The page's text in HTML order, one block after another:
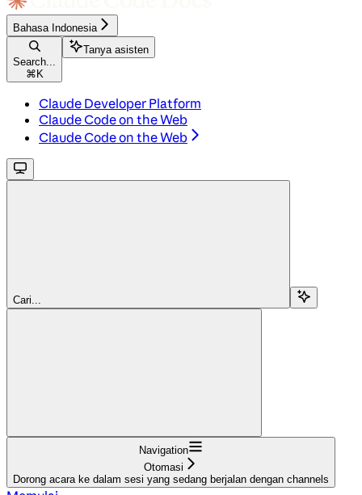
Bahasa Indonesia
Search...
⌘ K
Tanya asisten
Claude Developer Platform
Claude Code on the Web
Claude Code on the Web
Cari...
Navigation
Otomasi
Dorong acara ke dalam sesi yang sedang berjalan dengan channels